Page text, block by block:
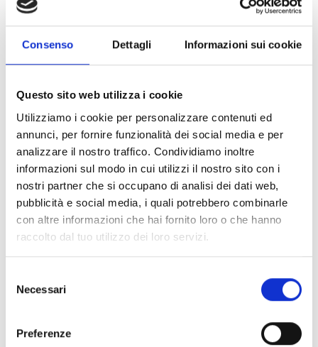
Consenso Dettagli Informazioni sui cookie
Questo sito web utilizza i cookie
Utilizziamo i cookie per personalizzare contenuti ed
annunci, per fornire funzionalità dei social media e per
analizzare il nostro traffico. Condividiamo inoltre
informazioni sul modo in cui utilizzi il nostro sito con i
nostri partner che si occupano di analisi dei dati web,
pubblicità e social media, i quali potrebbero combinarle
con altre informazioni che hai fornito loro o che hanno
raccolto dal tuo utilizzo dei loro servizi.
delNecessari
Preferenze